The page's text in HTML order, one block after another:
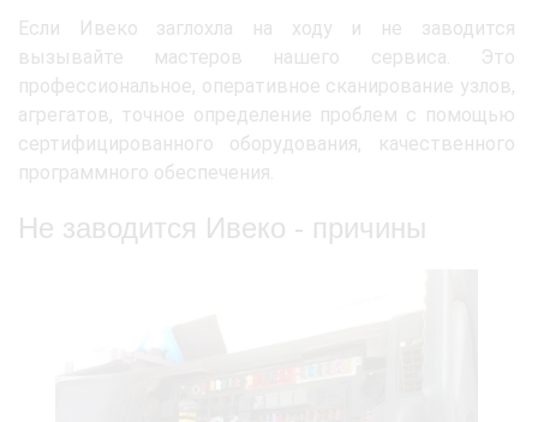
Если Ивеко заглохла на ходу и не заводится
вызывайте мастеров нашего сервиса. Это
профессиональное, оперативное сканирование узлов,
агрегатов, точное определение проблем с помощью
сертифицированного оборудования, качественного
программного обеспечения.
Не заводится Ивеко - причины